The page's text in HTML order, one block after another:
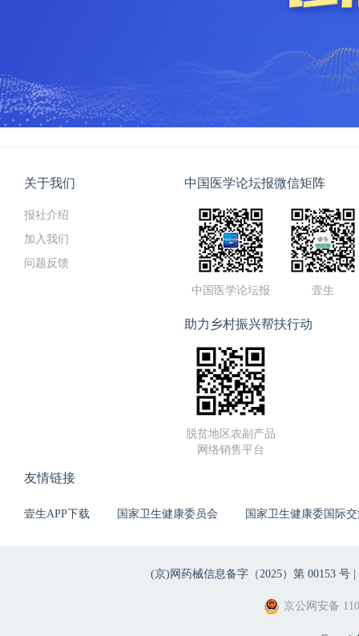
关于我们
报社介绍
加入我们
问题反馈
中国医学论坛报微信矩阵
中国医学论坛报 壹生
助力乡村振兴帮扶行动
脱贫地区农副产品
网络销售平台
友情链接
壹生APP下载 国家卫生健康委员会 国家卫生健康委国际
(京)网药械信息备字（2025）第 00153 号 |
京公网安备